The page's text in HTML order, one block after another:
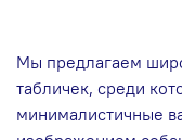
Мы предлагаем
табличек, среди
минималистичные